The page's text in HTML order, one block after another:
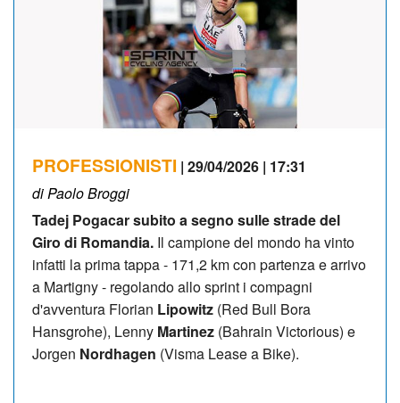
PROFESSIONISTI | 29/04/2026 | 17:31
di Paolo Broggi
Tadej Pogacar subito a segno sulle strade del
Giro di Romandia. Il campione del mondo ha vinto
infatti la prima tappa - 171,2 km con partenza e arrivo
a Martigny - regolando allo sprint i compagni
d'avventura Florian Lipowitz (Red Bull Bora
Hansgrohe), Lenny Martinez (Bahrain Victorious) e
Jorgen Nordhagen (Visma Lease a Bike).